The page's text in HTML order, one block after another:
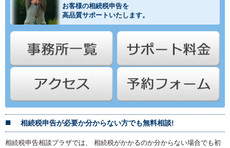
お客様の相続税申告を
高品質サポートいたします。
相続税申告が必要か分からない方でも無料相談!
相続税申告相談プラザでは、 相続税がかかるのか分からない場合でも初